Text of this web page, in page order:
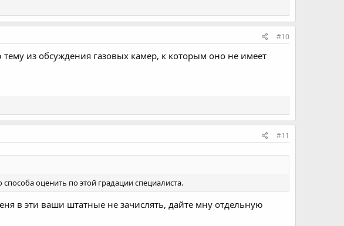
#10
из обсуждения газовых камер, к которым оно не имеет
#11
оценить по этой градации специалиста.
в эти ваши штатные не зачислять, дайте мну отдельную